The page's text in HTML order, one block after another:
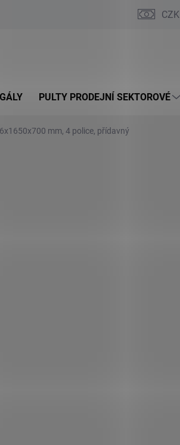
CZK
PULTY PRODEJNÍ SEKTOROVÉ
mm, 4 police, přídavný